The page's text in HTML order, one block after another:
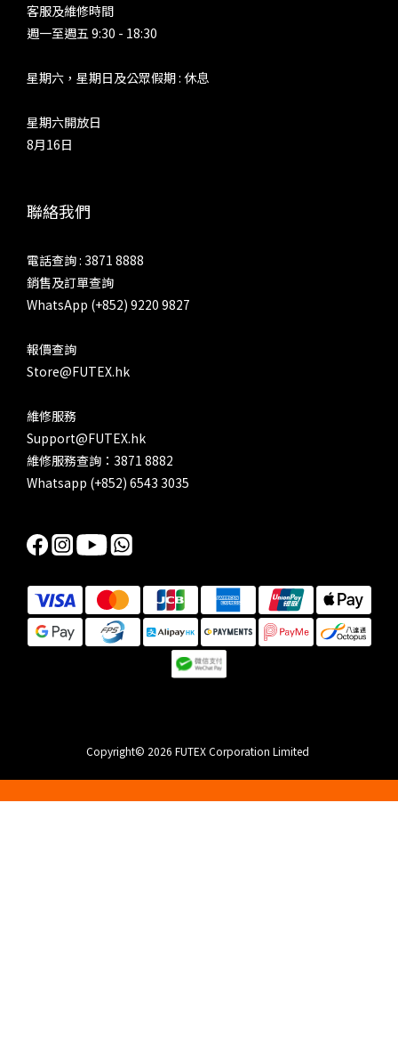
客服及維修時間
週一至週五 9:30 - 18:30
星期六，星期日及公眾假期 : 休息
星期六開放日
8月16日
聯絡我們
電話查詢 : 3871 8888
銷售及訂單查詢
WhatsApp (+852) 9220 9827
報價查詢
Store@FUTEX.hk
維修服務
Support@FUTEX.hk
維修服務查詢：3871 8882
Whatsapp (+852) 6543 3035
Copyright© 2026 FUTEX Corporation Limited